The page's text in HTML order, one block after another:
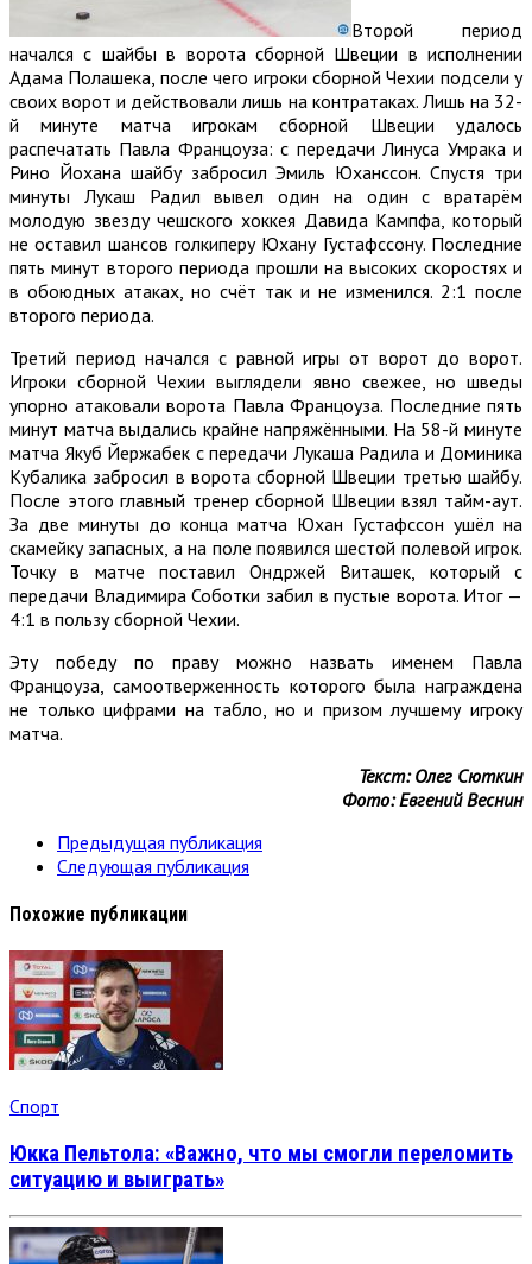
Второй период
начался с шайбы в ворота сборной Швеции в исполнении
Адама Полашека, после чего игроки сборной Чехии подсели у
своих ворот и действовали лишь на контратаках. Лишь на 32-
й минуте матча игрокам сборной Швеции удалось
распечатать Павла Францоуза: с передачи Линуса Умрака и
Рино Йохана шайбу забросил Эмиль Юханссон. Спустя три
минуты Лукаш Радил вывел один на один с вратарём
молодую звезду чешского хоккея Давида Кампфа, который
не оставил шансов голкиперу Юхану Густафссону. Последние
пять минут второго периода прошли на высоких скоростях и
в обоюдных атаках, но счёт так и не изменился. 2:1 после
второго периода.
Третий период начался с равной игры от ворот до ворот.
Игроки сборной Чехии выглядели явно свежее, но шведы
упорно атаковали ворота Павла Францоуза. Последние пять
минут матча выдались крайне напряжёнными. На 58-й минуте
матча Якуб Йержабек с передачи Лукаша Радила и Доминика
Кубалика забросил в ворота сборной Швеции третью шайбу.
После этого главный тренер сборной Швеции взял тайм-аут.
За две минуты до конца матча Юхан Густафссон ушёл на
скамейку запасных, а на поле появился шестой полевой игрок.
Точку в матче поставил Ондржей Виташек, который с
передачи Владимира Соботки забил в пустые ворота. Итог —
4:1 в пользу сборной Чехии.
Эту победу по праву можно назвать именем Павла
Францоуза, самоотверженность которого была награждена
не только цифрами на табло, но и призом лучшему игроку
матча.
Текст: Олег Сюткин
Фото: Евгений Веснин
Предыдущая публикация
Следующая публикация
Похожие публикации
Спорт
Юкка Пельтола: «Важно, что мы смогли переломить
ситуацию и выиграть»